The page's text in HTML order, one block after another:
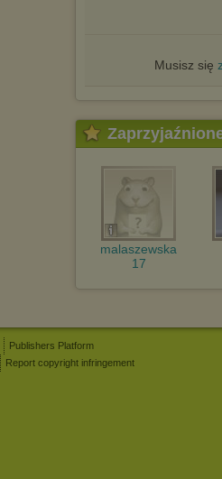
Musisz się
malaszewska
17
Publishers Platform
Report copyright infringement